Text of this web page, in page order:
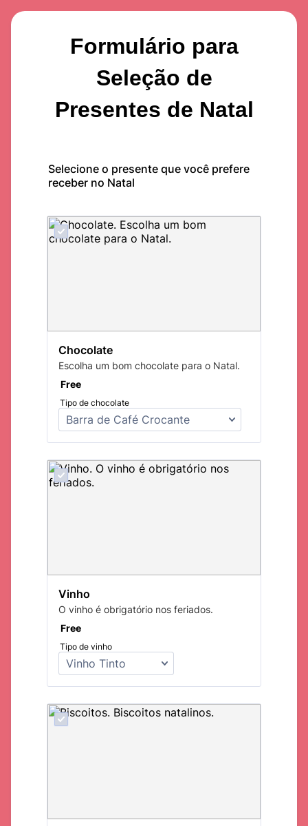
Formulário para
Seleção de
Presentes de Natal
Selecione o presente que você prefere
receber no Natal
Chocolate
Escolha um bom chocolate para o Natal.
Free
Free
Tipo de chocolate
Vinho
O vinho é obrigatório nos feriados.
Free
Free
Tipo de vinho